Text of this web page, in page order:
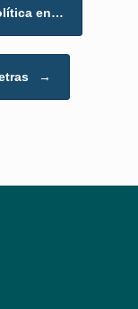
en…
→